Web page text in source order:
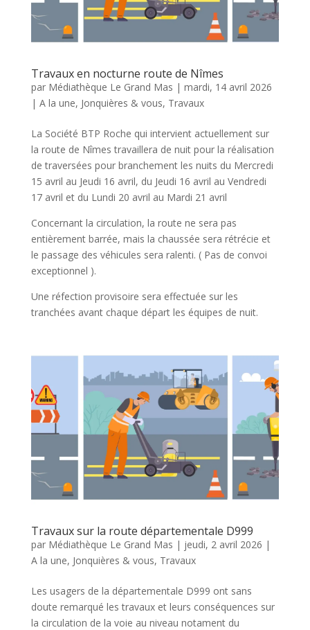
Travaux en nocturne route de Nîmes
par Médiathèque Le Grand Mas | mardi, 14 avril 2026
| A la une, Jonquières & vous, Travaux
La Société BTP Roche qui intervient actuellement sur
la route de Nîmes travaillera de nuit pour la réalisation
de traversées pour branchement les nuits du Mercredi
15 avril au Jeudi 16 avril, du Jeudi 16 avril au Vendredi
17 avril et du Lundi 20 avril au Mardi 21 avril
Concernant la circulation, la route ne sera pas
entièrement barrée, mais la chaussée sera rétrécie et
le passage des véhicules sera ralenti. ( Pas de convoi
exceptionnel ).
Une réfection provisoire sera effectuée sur les
tranchées avant chaque départ les équipes de nuit.
Travaux sur la route départementale D999
par Médiathèque Le Grand Mas | jeudi, 2 avril 2026 |
A la une, Jonquières & vous, Travaux
Les usagers de la départementale D999 ont sans
doute remarqué les travaux et leurs conséquences sur
la circulation de la voie au niveau notament du